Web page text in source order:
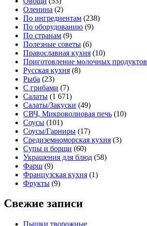
Оленина (2)
По ингредиентам (238)
По оборудованию (9)
По странам (9)
Полезные советы (6)
Православная кухня (10)
Приготовление молочных продуктов
Русская кухня (8)
Рыба (23)
С грибами (7)
Салаты (1 671)
Салаты/Закуски (49)
СВЧ, Микроволновая печь (10)
Соусы (101)
Соусы/Гарниры (17)
Средиземноморская кухня (3)
Супы и борщи (60)
Украшения для блюд (58)
Фарш (9)
Французская кухня (1)
Фрукты (9)
Свежие записи
Пышки творожные